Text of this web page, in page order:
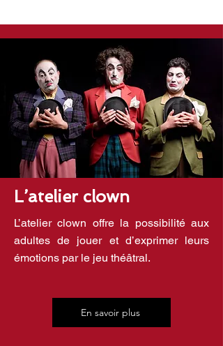
L’atelier clown
L’atelier clown offre la possibilité aux
adultes de jouer et d’exprimer leurs
émotions par le jeu théâtral.
En savoir plus